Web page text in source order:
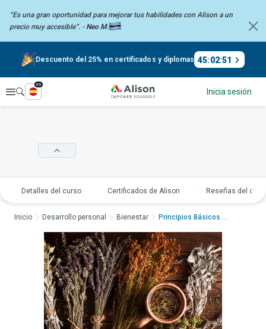
“Es una gran oportunidad para mejorar tus habilidades con Alison a un
preciomuy accesible”. - Neo M.
Descuento del 25% en certificados y diplomas 45:02:50
Explorar
es
Inicia sesión
Detalles del curso Certificados de Alison Reseñas del
Inicio Desarrollo personal Bienestar Principios Básicos d...